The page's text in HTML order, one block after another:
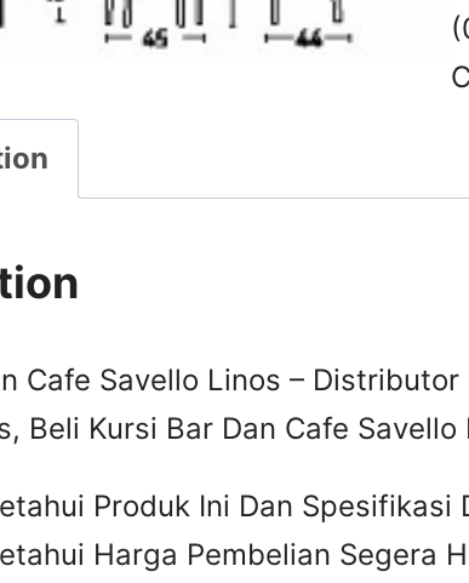
Cafe Savello Linos –
Beli Kursi Bar Dan Cafe Savello
Produk Ini Dan Spesifikasi
Harga Pembelian Segera